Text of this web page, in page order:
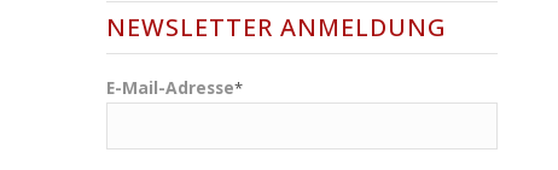
NEWSLETTER ANMELDUNG
E-Mail-Adresse*